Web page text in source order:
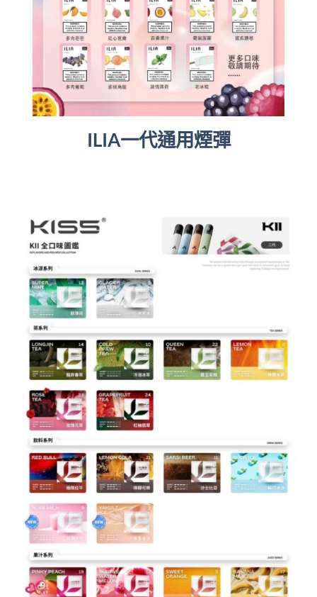
ILIA一代通用煙彈